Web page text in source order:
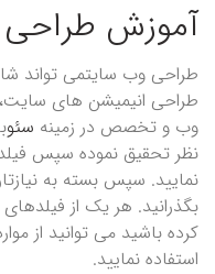
آموزش
طراحی وب سایتمی تواند
وب و تخصص در زمینه سئو
نظر تحقیق نموده سپس
نمایید. سپس بسته به
بگذرانید. هر یک از
کرده باشید می توانید از
استفاده نمایید.